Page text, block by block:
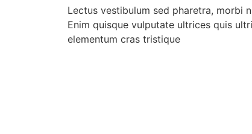
Lectus vestibulum sed pharetra, morbi
Enim quisque vulputate ultrices quis
elementum cras tristique